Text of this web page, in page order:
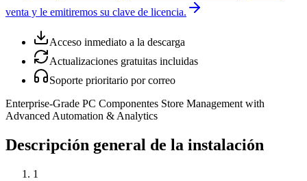
venta y le emitiremos su clave de licencia.
Acceso inmediato a la descarga
Actualizaciones gratuitas incluidas
Soporte prioritario por correo
Enterprise-Grade PC Componentes Store Management with
Advanced Automation & Analytics
Descripción general de la instalación
1